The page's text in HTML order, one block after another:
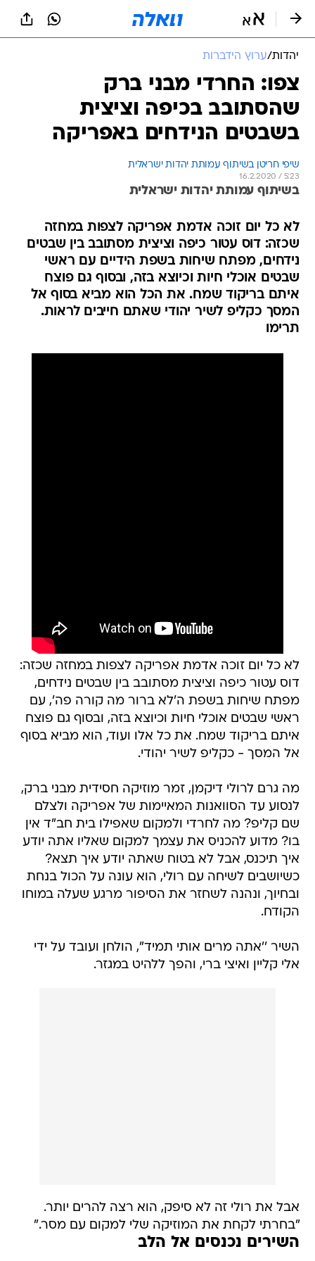
יהדות/ערוץ הידברות
צפו: החרדי מבני ברק
שהסתובב בכיפה וציצית
בשבטים הנידחים באפריקה
שיפי חריטן בשיתוף עמותת יהדות ישראלית
16.2.2020 / 5:23
בשיתוף עמותת יהדות ישראלית
לא כל יום זוכה אדמת אפריקה לצפות במחזה
שכזה: דוס עטור כיפה וציצית מסתובב בין שבטים
נידחים, מפתח שיחות בשפת הידיים עם ראשי
שבטים אוכלי חיות וכיוצא בזה, ובסוף גם פוצח
איתם בריקוד שמח. את הכל הוא מביא בסוף אל
המסך כקליפ לשיר יהודי שאתם חייבים לראות.
תרימו
לא כל יום זוכה אדמת אפריקה לצפות במחזה שכזה:
דוס עטור כיפה וציצית מסתובב בין שבטים נידחים,
מפתח שיחות בשפת ה'לא ברור מה קורה פה', עם
ראשי שבטים אוכלי חיות וכיוצא בזה, ובסוף גם פוצח
איתם בריקוד שמח. את כל אלו ועוד, הוא מביא בסוף
אל המסך - כקליפ לשיר יהודי.
מה גרם לרולי דיקמן, זמר מוזיקה חסידית מבני ברק,
לנסוע עד הסוואנות המאיימות של אפריקה ולצלם
שם קליפ? מה לחרדי ולמקום שאפילו בית חב"ד אין
בו? מדוע להכניס את עצמך למקום שאליו אתה יודע
איך תיכנס, אבל לא בטוח שאתה יודע איך תצא?
כשיושבים לשיחה עם רולי, הוא עונה על הכול בנחת
ובחיוך, ונהנה לשחזר את הסיפור מרגע שעלה במוחו
הקודח.
השיר ''אתה מרים אותי תמיד", הולחן ועובד על ידי
אלי קליין ואיצי ברי, והפך ללהיט במגזר.
אבל את רולי זה לא סיפק, הוא רצה להרים יותר.
"בחרתי לקחת את המוזיקה שלי למקום עם מסר."
השירים נכנסים אל הלב